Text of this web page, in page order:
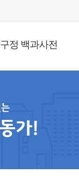
구정 백과사전